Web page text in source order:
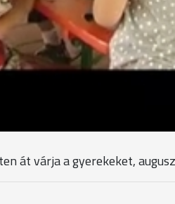
Karitász
nincs
át várja a gyerekeket,